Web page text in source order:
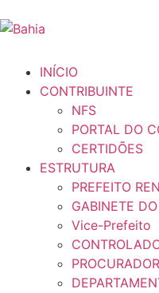
INÍCIO
CONTRIBUINTE
NFS
PORTAL DO
CERTIDÕES
ESTRUTURA
PREFEITO
GABINETE
Vice-Prefeito